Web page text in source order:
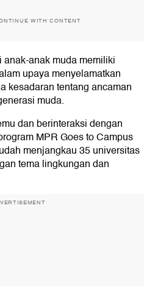
WITH CONTENT
anak muda memiliki
upaya menyelamatkan
kesadaran tentang ancaman
muda.
dan berinteraksi dengan
MPR Goes to Campus
menjangkau 35 universitas
tema lingkungan dan